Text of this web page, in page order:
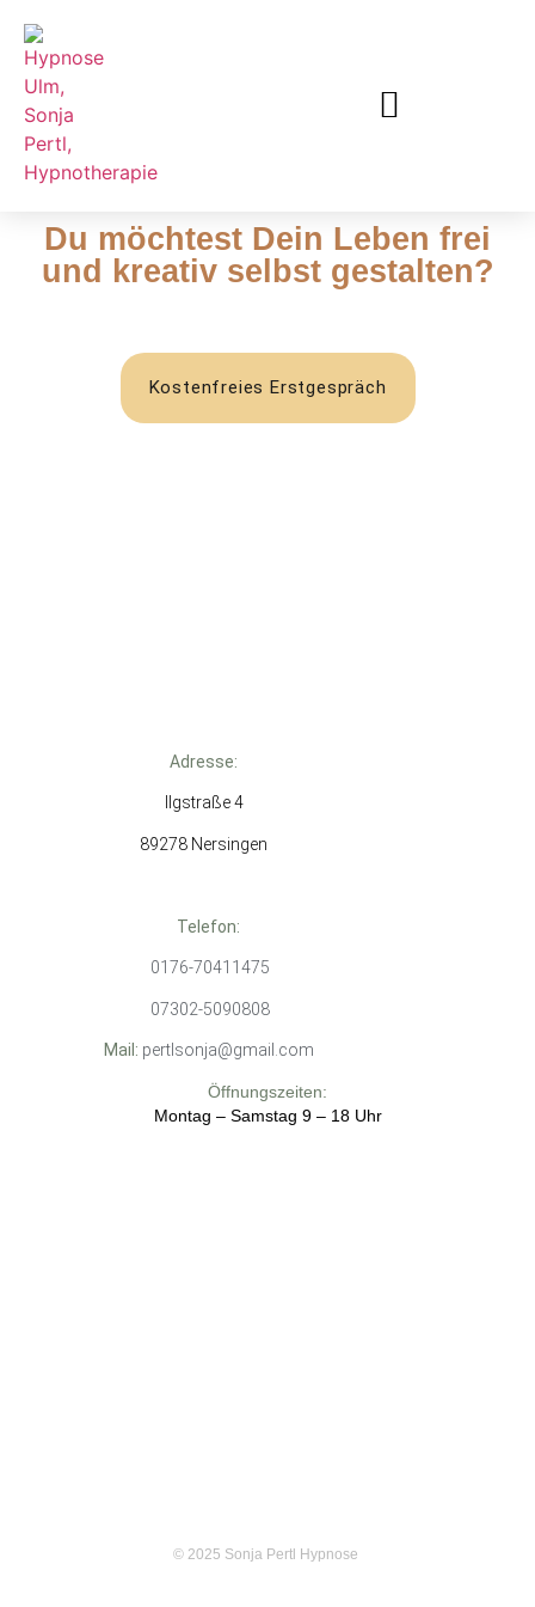
Du möchtest Dein Leben frei
und kreativ selbst gestalten?
Kostenfreies Erstgespräch
Telefon:
0176-70411475
07302-5090808
Mail: pertlsonja@gmail.com
Öffnungszeiten:
Montag – Samstag 9 – 18 Uhr
Adresse:
Ilgstraße 4
89278 Nersingen
© 2025 Sonja Pertl Hypnose